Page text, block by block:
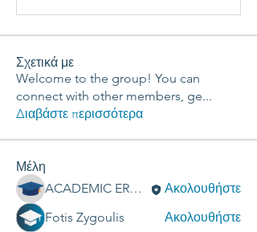
Σχετικά με
Welcome to the group! You can
connect with other members, ge...
Διαβάστε περισσότερα
Μέλη
ACADEMIC ERGASIES
Ακολουθήστε
Fotis Zygoulis
Ακολουθήστε